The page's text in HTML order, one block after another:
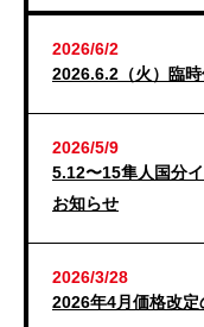
2026/6/2
2026.6.2（火）臨
2026/5/9
5.12〜15隼人国分
お知らせ
2026/3/28
2026年4月価格改定